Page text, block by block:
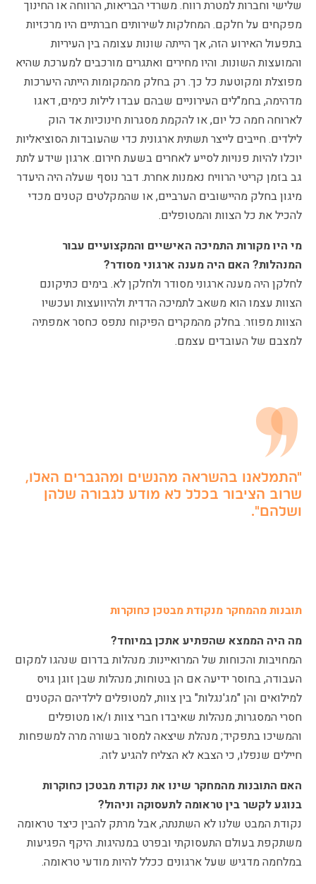
שלישי וחברות למטרת רווח. משרדי הבריאות, הרווחה או החינוך
מפקחים על חלקם. המחלקות לשירותים חברתיים היו מרכזיות
בתפעול האירוע הזה, אך הייתה שונות עצומה בין העיריות
והמועצות השונות. והיו מחירים ואתגרים מורכבים למערכת שהיא
מפוצלת ומקוטעת כל כך. רק בחלק מהמקומות הייתה היערכות
מדהימה, בחמ"לים העירוניים שבהם עבדו לילות כימים, דאגו
לארוחה חמה כל יום, או להקמת מסגרות חינוכיות אד הוק
לילדים. חייבים לייצר תשתית ארגונית כדי שהעובדות הסוציאליות
יוכלו להיות פנויות לסייע לאחרים בשעת חירום. ארגון שידע לתת
גב בזמן קריטי הרוויח נאמנות אחרת. דבר נוסף שעלה היה היעדר
מיגון בחלק מהיישובים הערביים, או שהמקלטים קטנים מכדי
להכיל את כל הצוות והמטופלים.
מי היו מקורות התמיכה האישיים והמקצועיים עבור
המנהלות? האם היה מענה ארגוני מסודר?
לחלקן היה מענה ארגוני מסודר ולחלקן לא. בימים כתיקונם
הצוות עצמו הוא משאב לתמיכה הדדית ולהיוועצות ועכשיו
הצוות מפוזר. בחלק מהמקרים הפיקוח נתפס כחסר אמפתיה
למצבם של העובדים עצמם.
"התמלאנו בהשראה מהנשים ומהגברים האלו,
שרוב הציבור בכלל לא מודע לגבורה שלהן
ושלהם".
תובנות מהמחקר מנקודת מבטכן כחוקרות
מה היה הממצא שהפתיע אתכן במיוחד?
המחויבות והכוחות של המרואיינות: מנהלות בדרום שנהגו למקום
העבודה, בחוסר ידיעה אם הן בטוחות; מנהלות שבן זוגן גויס
למילואים והן "מג'נגלות" בין צוות, למטופלים לילדיהם הקטנים
חסרי המסגרות; מנהלות שאיבדו חברי צוות ו/או מטופלים
והמשיכו בתפקיד; מנהלת שיצאה למסור בשורה מרה למשפחות
חיילים שנפלו, כי הצבא לא הצליח להגיע לזה.
האם התובנות מהמחקר שינו את נקודת מבטכן כחוקרות
בנוגע לקשר בין טראומה לתעסוקה וניהול?
נקודת המבט שלנו לא השתנתה, אבל מרתק להבין כיצד טראומה
משתקפת בעולם התעסוקתי ובפרט במנהיגות. היקף הפגיעות
במלחמה מדגיש שעל ארגונים ככלל להיות מודעי טראומה.